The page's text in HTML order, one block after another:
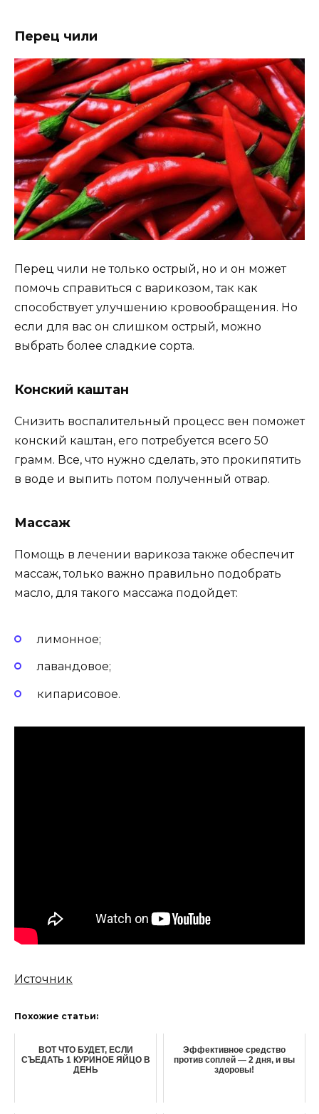
Перец чили
Перец чили не только острый, но и он может
помочь справиться с варикозом, так как
способствует улучшению кровообращения. Но
если для вас он слишком острый, можно
выбрать более сладкие сорта.
Конский каштан
Снизить воспалительный процесс вен поможет
конский каштан, его потребуется всего 50
грамм. Все, что нужно сделать, это прокипятить
в воде и выпить потом полученный отвар.
Массаж
Помощь в лечении варикоза также обеспечит
массаж, только важно правильно подобрать
масло, для такого массажа подойдет:
лимонное;
лавандовое;
кипарисовое.
Источник
Похожие статьи:
ВОТ ЧТО БУДЕТ, ЕСЛИ
СЪЕДАТЬ 1 КУРИНОЕ ЯЙЦО В
ДЕНЬ
Эффективное средство
против соплей — 2 дня, и вы
здоровы!